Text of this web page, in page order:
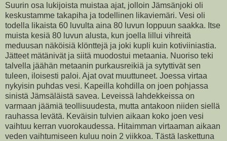
Suurin osa lukijoista muistaa ajat, jolloin Jämsänjoki oli
keskustamme takapiha ja todellinen likaviemäri. Vesi oli
todella likaista 60 luvulta aina 80 luvun loppuun saakka. Itse
muista kesiä 80 luvun alusta, kun joella lillui vihreitä
meduusan näköisiä klönttejä ja joki kupli kuin kotiviiniastia.
Jätteet mätänivät ja siitä muodostui metaania. Nuoriso teki
talvella jäähän metaanin purkausreikiä ja sytyttivät sen
tuleen, iloisesti paloi. Ajat ovat muuttuneet. Joessa virtaa
nykyisin puhdas vesi. Kapeilla kohdilla on joen pohjassa
sinistä Jämsäläistä savea. Leveissä lahdekkeissa on
varmaan jäämiä teollisuudesta, mutta antakoon niiden siellä
rauhassa levätä. Keväisin tulvien aikaan koko joen vesi
vaihtuu kerran vuorokaudessa. Hitaimman virtaaman aikaan
veden vaihtumiseen kuluu noin 2 viikkoa. Tästä laskettuna